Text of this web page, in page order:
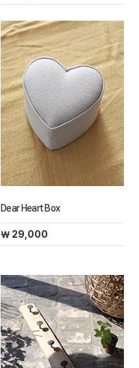
Dear Heart Box
￦ 29,000